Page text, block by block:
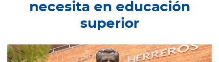
necesita en educación
superior